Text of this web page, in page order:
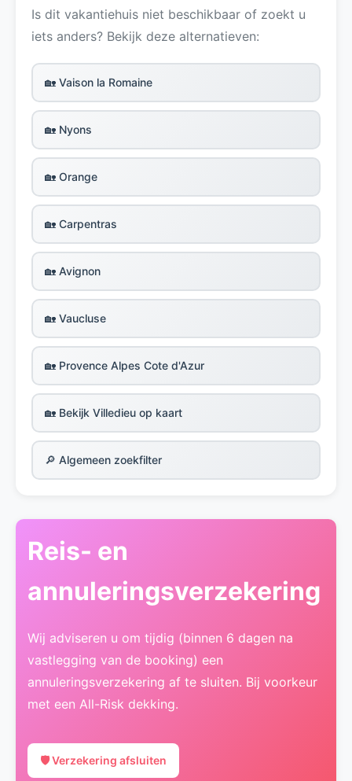
Is dit vakantiehuis niet beschikbaar of zoekt u
iets anders? Bekijk deze alternatieven:
🏡 Vaison la Romaine
🏡 Nyons
🏡 Orange
🏡 Carpentras
🏡 Avignon
🏡 Vaucluse
🏡 Provence Alpes Cote d'Azur
🏡 Bekijk Villedieu op kaart
🔎 Algemeen zoekfilter
Reis- en
annuleringsverzekering
Wij adviseren u om tijdig (binnen 6 dagen na
vastlegging van de booking) een
annuleringsverzekering af te sluiten. Bij voorkeur
met een All-Risk dekking.
🛡️ Verzekering afsluiten